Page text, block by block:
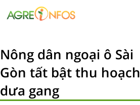
Nông dân ngoại ô Sài
Gòn tất bật thu hoạch
dưa gang